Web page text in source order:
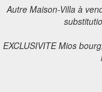
Autre Maison-Villa à
EXCLUSIVITE Mios